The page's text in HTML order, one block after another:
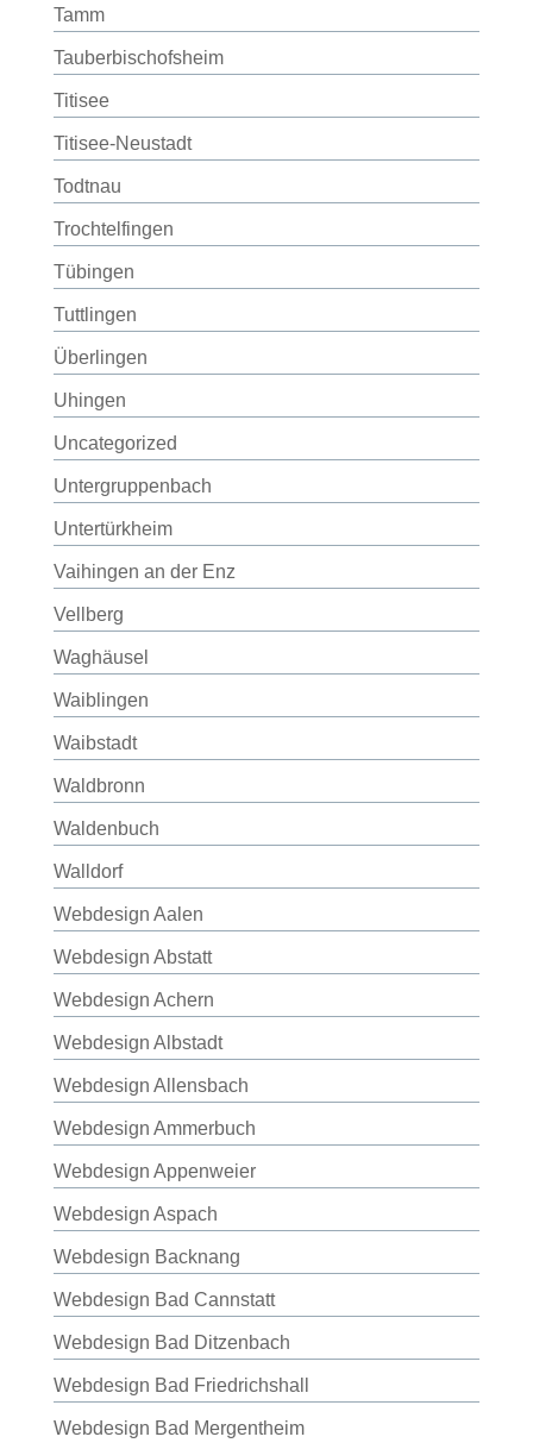
Tamm
Tauberbischofsheim
Titisee
Titisee-Neustadt
Todtnau
Trochtelfingen
Tübingen
Tuttlingen
Überlingen
Uhingen
Uncategorized
Untergruppenbach
Untertürkheim
Vaihingen an der Enz
Vellberg
Waghäusel
Waiblingen
Waibstadt
Waldbronn
Waldenbuch
Walldorf
Webdesign Aalen
Webdesign Abstatt
Webdesign Achern
Webdesign Albstadt
Webdesign Allensbach
Webdesign Ammerbuch
Webdesign Appenweier
Webdesign Aspach
Webdesign Backnang
Webdesign Bad Cannstatt
Webdesign Bad Ditzenbach
Webdesign Bad Friedrichshall
Webdesign Bad Mergentheim